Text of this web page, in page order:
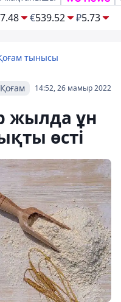
€539.52 ₽5.73
тынысы
14:52, 26 мамыр 2022
Қоғам
жылда ұн
өсті